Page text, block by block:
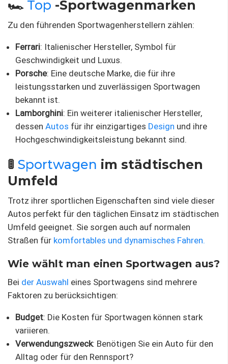
🏎️ Top -Sportwagenmarken
Zu den führenden Sportwagenherstellern zählen:
Ferrari: Italienischer Hersteller, Symbol für
Geschwindigkeit und Luxus.
Porsche: Eine deutsche Marke, die für ihre
leistungsstarken und zuverlässigen Sportwagen
bekannt ist.
Lamborghini: Ein weiterer italienischer Hersteller,
dessen Autos für ihr einzigartiges Design und ihre
Hochgeschwindigkeitsleistung bekannt sind.
🚦 Sportwagen im städtischen
Umfeld
Trotz ihrer sportlichen Eigenschaften sind viele dieser
Autos perfekt für den täglichen Einsatz im städtischen
Umfeld geeignet. Sie sorgen auch auf normalen
Straßen für komfortables und dynamisches Fahren.
Wie wählt man einen Sportwagen aus?
Bei der Auswahl eines Sportwagens sind mehrere
Faktoren zu berücksichtigen:
Budget: Die Kosten für Sportwagen können stark
variieren.
Verwendungszweck: Benötigen Sie ein Auto für den
Alltag oder für den Rennsport?